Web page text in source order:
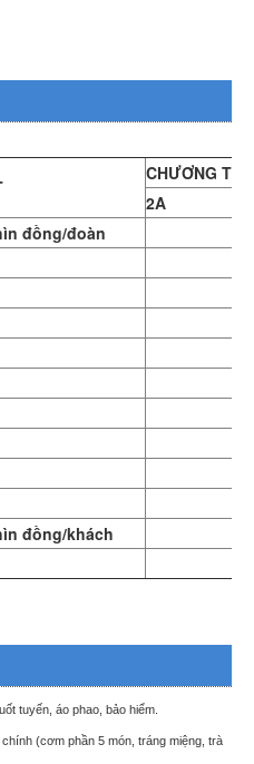
CHƯƠNG
2A
đồng/đoàn
đồng/khách
tuyến, áo phao, bảo hiểm.
(cơm phần 5 món, tráng miệng, trà